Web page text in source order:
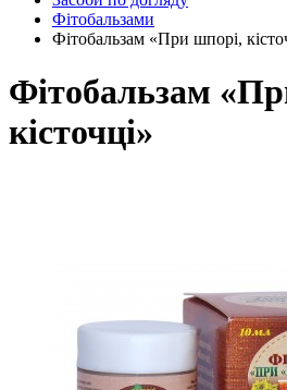
Фітобальзами
Фітобальзам «При шпорі,
Фітобальзам
кісточці»